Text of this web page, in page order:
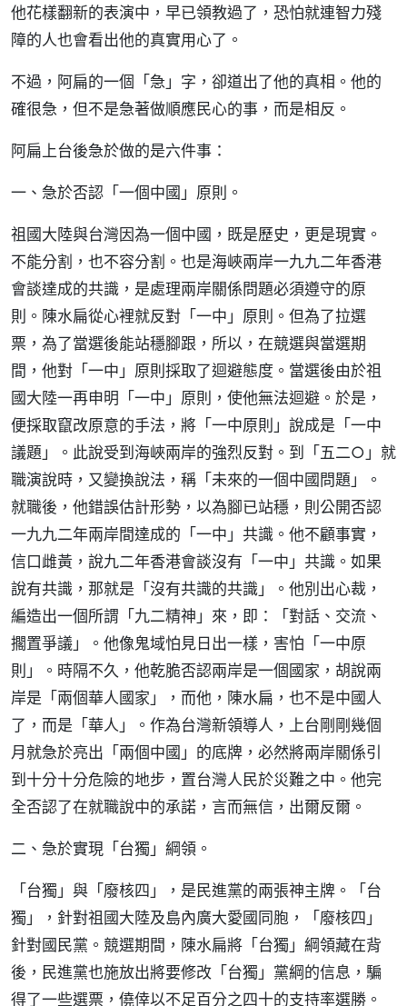
他花樣翻新的表演中，早已領教過了，恐怕就連智力殘
障的人也會看出他的真實用心了。
不過，阿扁的一個「急」字，卻道出了他的真相。他的
確很急，但不是急著做順應民心的事，而是相反。
阿扁上台後急於做的是六件事：
一、急於否認「一個中國」原則。
祖國大陸與台灣因為一個中國，既是歷史，更是現實。
不能分割，也不容分割。也是海峽兩岸一九九二年香港
會談達成的共識，是處理兩岸關係問題必須遵守的原
則。陳水扁從心裡就反對「一中」原則。但為了拉選
票，為了當選後能站穩腳跟，所以，在競選與當選期
間，他對「一中」原則採取了迴避態度。當選後由於祖
國大陸一再申明「一中」原則，使他無法迴避。於是，
便採取竄改原意的手法，將「一中原則」說成是「一中
議題」。此說受到海峽兩岸的強烈反對。到「五二○」就
職演說時，又變換說法，稱「未來的一個中國問題」。
就職後，他錯誤估計形勢，以為腳已站穩，則公開否認
一九九二年兩岸間達成的「一中」共識。他不顧事實，
信口雌黃，說九二年香港會談沒有「一中」共識。如果
說有共識，那就是「沒有共識的共識」。他別出心裁，
編造出一個所謂「九二精神」來，即：「對話、交流、
擱置爭議」。他像鬼域怕見日出一樣，害怕「一中原
則」。時隔不久，他乾脆否認兩岸是一個國家，胡說兩
岸是「兩個華人國家」，而他，陳水扁，也不是中國人
了，而是「華人」。作為台灣新領導人，上台剛剛幾個
月就急於亮出「兩個中國」的底牌，必然將兩岸關係引
到十分十分危險的地步，置台灣人民於災難之中。他完
全否認了在就職說中的承諾，言而無信，出爾反爾。
二、急於實現「台獨」綱領。
「台獨」與「廢核四」，是民進黨的兩張神主牌。「台
獨」，針對祖國大陸及島內廣大愛國同胞，「廢核四」
針對國民黨。競選期間，陳水扁將「台獨」綱領藏在背
後，民進黨也施放出將要修改「台獨」黨綱的信息，騙
得了一些選票，僥倖以不足百分之四十的支持率選勝。